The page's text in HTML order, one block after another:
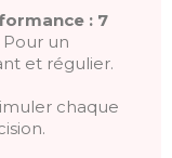
: 7
Pour un
et régulier.
chaque